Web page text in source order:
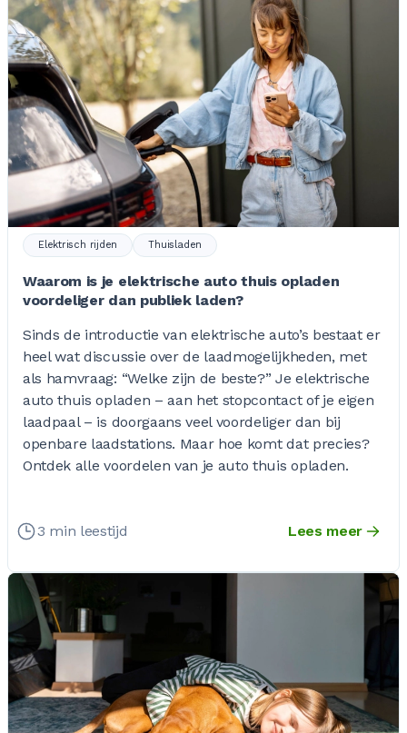
Elektrisch rijden Thuisladen
Waarom is je elektrische auto thuis opladen
voordeliger dan publiek laden?
Sinds de introductie van elektrische auto’s bestaat er
heel wat discussie over de laadmogelijkheden, met
als hamvraag: “Welke zijn de beste?” Je elektrische
auto thuis opladen – aan het stopcontact of je eigen
laadpaal – is doorgaans veel voordeliger dan bij
openbare laadstations. Maar hoe komt dat precies?
Ontdek alle voordelen van je auto thuis opladen.
3 min leestijd Lees meer